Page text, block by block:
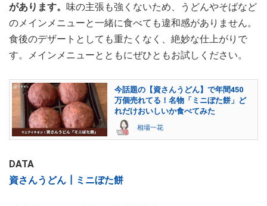
があります。 味の主張も強くないため、うどんやそばなど
のメインメニューと一緒に食べても違和感がありません。
食後のデザートとしても重たくなく、絶妙な仕上がりで
す。メインメニューとともにぜひともお試しください。
今話題の【資さんうどん】で年間450
万個売れてる！名物「ミニぼた餅」ど
れだけおいしいか食べてみた
相場一花
DATA
資さんうどん┃ミニぼた餅